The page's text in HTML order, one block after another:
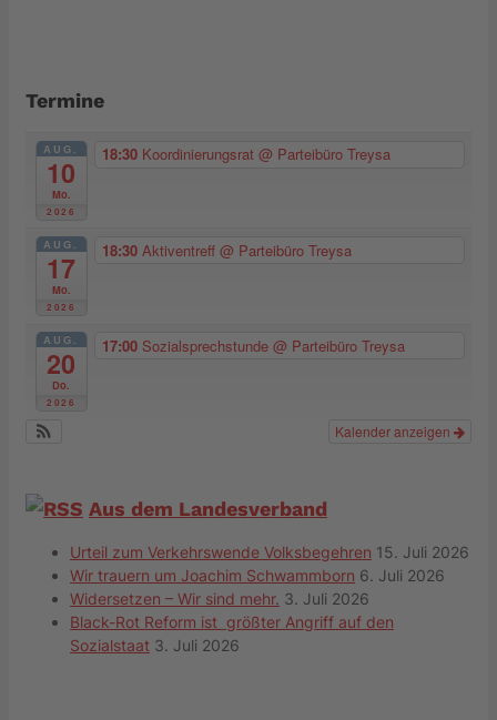
Termine
AUG.
10
Mo.
2026
18:30 Koordinierungsrat @ Parteibüro Treysa
AUG.
17
Mo.
2026
18:30 Aktiventreff @ Parteibüro Treysa
AUG.
20
Do.
2026
17:00 Sozialsprechstunde @ Parteibüro Treysa
Kalender anzeigen
Aus dem Landesverband
Urteil zum Verkehrswende Volksbegehren 15. Juli 2026
Wir trauern um Joachim Schwammborn 6. Juli 2026
Widersetzen – Wir sind mehr. 3. Juli 2026
Black-Rot Reform ist größter Angriff auf den
Sozialstaat 3. Juli 2026